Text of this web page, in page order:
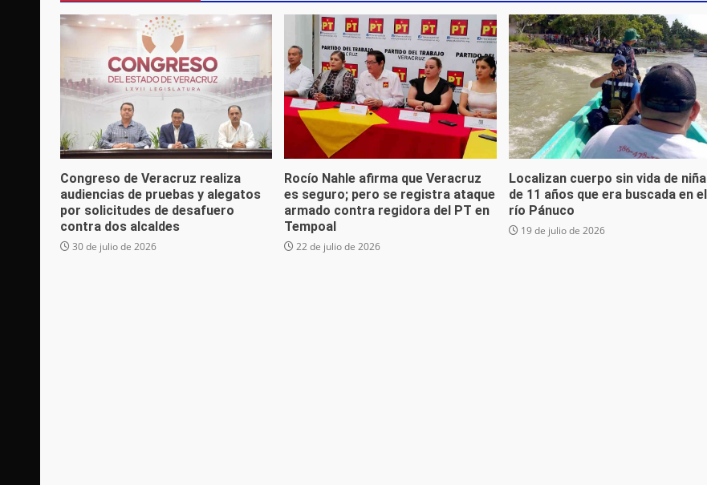
Congreso de Veracruz realiza
audiencias de pruebas y alegatos
por solicitudes de desafuero
contra dos alcaldes
30 de julio de 2026
Rocío Nahle afirma que Veracruz
es seguro; pero se registra ataque
armado contra regidora del PT en
Tempoal
22 de julio de 2026
Localizan cuerpo sin vida de niña
de 11 años que era buscada en el
río Pánuco
19 de julio de 2026